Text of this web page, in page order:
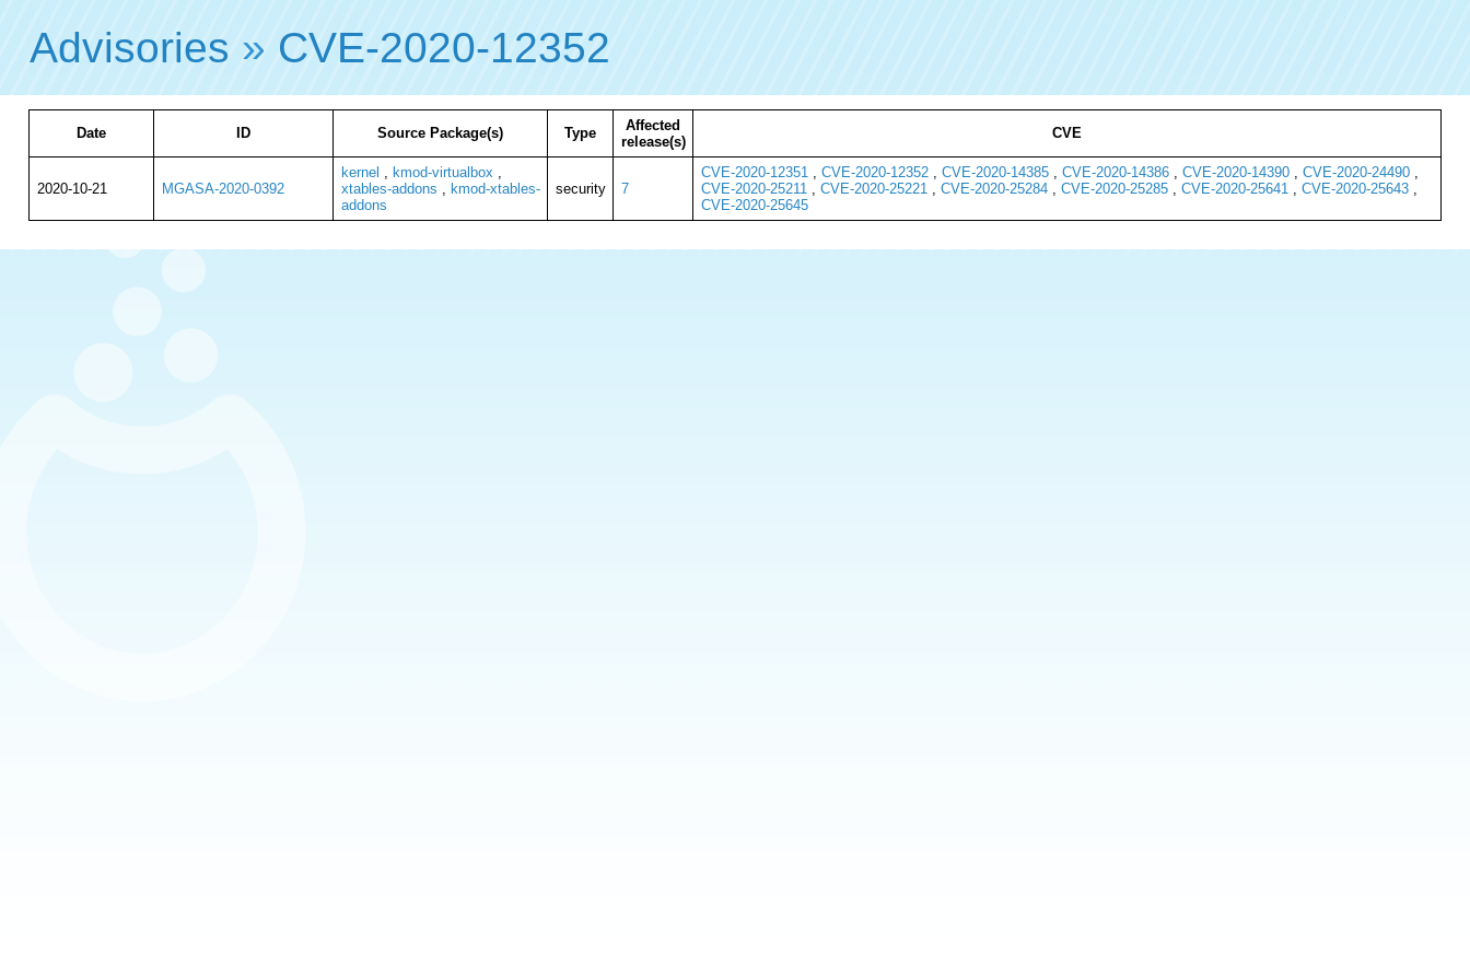
Advisories » CVE-2020-12352
Date ID Source Package(s) Type
Affected
release(s)
CVE
2020-10-21 MGASA-2020-0392
kernel , kmod-virtualbox ,
xtables-addons , kmod-xtables-
addons
security 7
CVE-2020-12351, CVE-2020-12352, CVE-2020-14385, CVE-2020-14386, CVE-2020-14390, CVE-2020-24490,
CVE-2020-25211, CVE-2020-25221, CVE-2020-25284, CVE-2020-25285, CVE-2020-25641, CVE-2020-25643,
CVE-2020-25645